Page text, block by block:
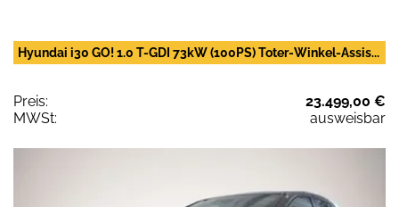
Hyundai i30 GO! 1.0 T-GDI 73kW (100PS) Toter-Winkel-Assis...
Preis:
23.499,00 €
MWSt:
ausweisbar